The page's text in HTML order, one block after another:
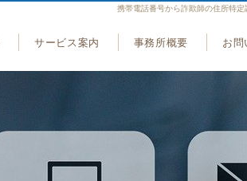
携帯電話番号から詐欺師の住所特
サービス案内 事務所概要 お問